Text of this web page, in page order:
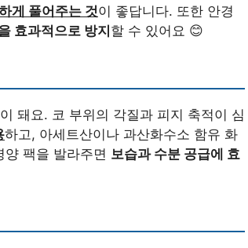
게 풀어주는 것이 좋답니다. 또한 안경
효과적으로 방지할 수 있어요 😊
돼요. 코 부위의 각질과 피지 축적이 심
하고, 아세트산이나 과산화수소 함유 화
팩을 발라주면 보습과 수분 공급에 효